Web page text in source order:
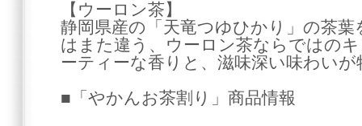
【ウーロン茶】
静岡県産の「天竜つゆひかり」の茶葉
はまた違う、ウーロン茶ならではの
ーティーな香りと、滋味深い味わいが
■「やかんお茶割り」商品情報